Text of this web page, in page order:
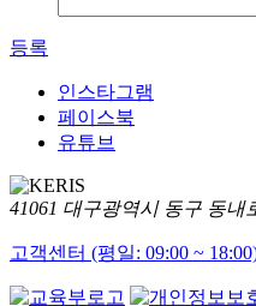
등록
인스타그램
페이스북
유튜브
41061 대구광역시 동구 동내
고객센터 (평일: 09:00 ~